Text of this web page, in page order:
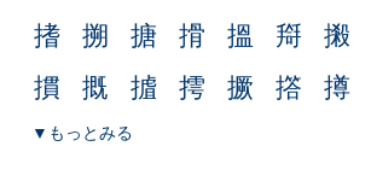
搘
搠 搪 搰 搵 搿 摋
摜
摡 摣 摴 撅 撘 撙
▼もっとみる